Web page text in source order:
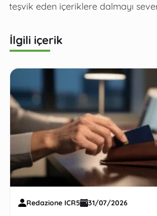
teşvik eden içeriklere dalmayı
İlgili içerik
Redazione ICR5 31/07/2026